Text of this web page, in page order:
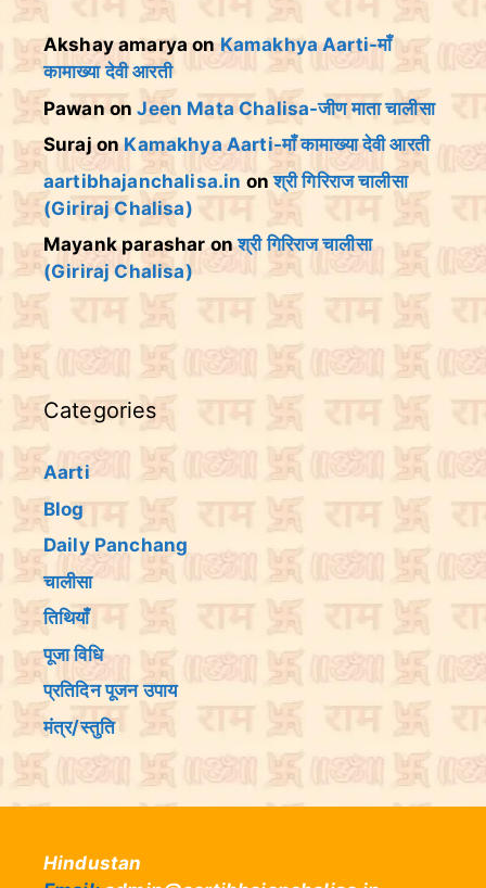
Akshay amarya onKamakhya Aarti-माँ
कामाख्या देवी आरती
Pawan onJeen Mata Chalisa-जीण माता चालीसा
SurajonKamakhya Aarti-माँ कामाख्या देवी आरती
aartibhajanchalisa.in onश्री गिरिराज चालीसा
(Giriraj Chalisa)
Mayank parashar onश्री गिरिराज चालीसा
(Giriraj Chalisa)
Categories
Aarti
Blog
Daily Panchang
चालीसा
तिथियांँ
पूजा विधि
प्रतिदिन पूजन उपाय
मंत्र/स्तुति
Hindustan